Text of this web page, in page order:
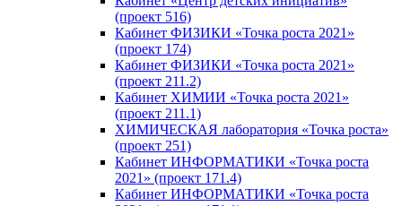
(проект 516)
Кабинет ФИЗИКИ «Точка роста 2021»
(проект 174)
Кабинет ФИЗИКИ «Точка роста 2021»
(проект 211.2)
Кабинет ХИМИИ «Точка роста 2021»
(проект 211.1)
ХИМИЧЕСКАЯ лаборатория «Точка роста»
(проект 251)
Кабинет ИНФОРМАТИКИ «Точка роста
2021» (проект 171.4)
Кабинет ИНФОРМАТИКИ «Точка роста